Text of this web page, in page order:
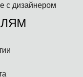
с дизайнером